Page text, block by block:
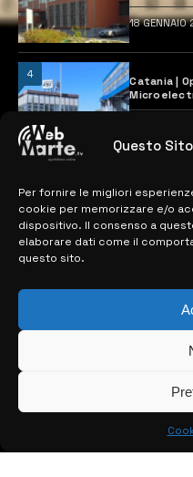
Questo
Per fornire le migliori
cookie per memorizzare e/o
dispositivo. Il consenso a
elaborare dati come il
questo sito.
18
4
Catania |
previste
MAPPA DEL SITO
> NOTIZIE